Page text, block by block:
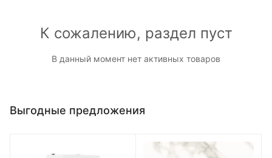
К сожалению, раздел пуст
В данный момент нет активных товаров
Выгодные предложения